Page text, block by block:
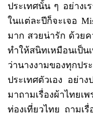
ประเทศนั้น ๆ อย่างเ
ในแต่ละปีก็จะเจอ
มาก สวยน่ารัก ด้วยค
ทำให้สนิทเหมือนเป็
ว่านางงามของทุกปร
ประเทศตัวเอง อย่า
มาถามเรื่องผ้าไทยเ
ท่องเที่ยวไทย ถามเ